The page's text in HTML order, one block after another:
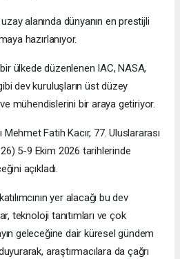
alanında dünyanın en prestijli
hazırlanıyor.
bir ülkede düzenlenen IAC, NASA,
dev kuruluşların üst düzey
mühendislerini bir araya getiriyor.
Fatih Kacır, 77. Uluslararası
5-9 Ekim 2026 tarihlerinde
açıkladı.
yer alacağı bu dev
teknoloji tanıtımları ve çok
geleceğine dair küresel gündem
araştırmacılara da çağrı